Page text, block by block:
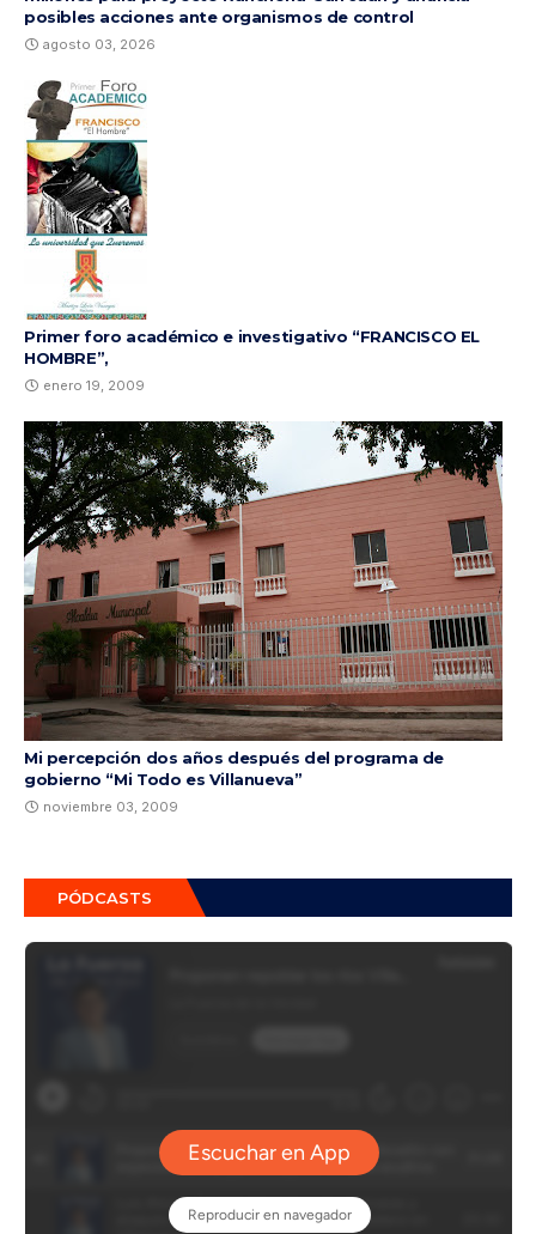
posibles acciones ante organismos de control
agosto 03, 2026
Primer foro académico e investigativo “FRANCISCO EL
HOMBRE”,
enero 19, 2009
Mi percepción dos años después del programa de
gobierno “Mi Todo es Villanueva”
noviembre 03, 2009
PÓDCASTS